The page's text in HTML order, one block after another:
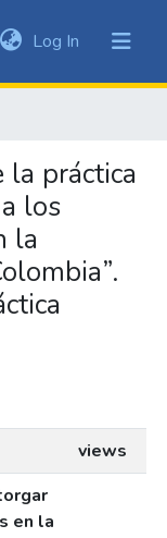
Log In (current)
la práctica
los
la
views
en la